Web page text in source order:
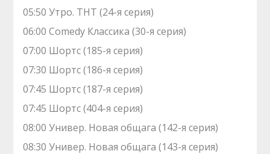
05:50 Утро. ТНТ (24-я серия)
06:00 Comedy Классика (30-я серия)
07:00 Шортс (185-я серия)
07:30 Шортс (186-я серия)
07:45 Шортс (187-я серия)
07:45 Шортс (404-я серия)
08:00 Универ. Новая общага (142-я серия)
08:30 Универ. Новая общага (143-я серия)